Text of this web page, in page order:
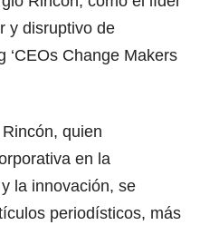
y disruptivo de
‘CEOs Change Makers
quien
en la
la innovación, se
periodísticos, más